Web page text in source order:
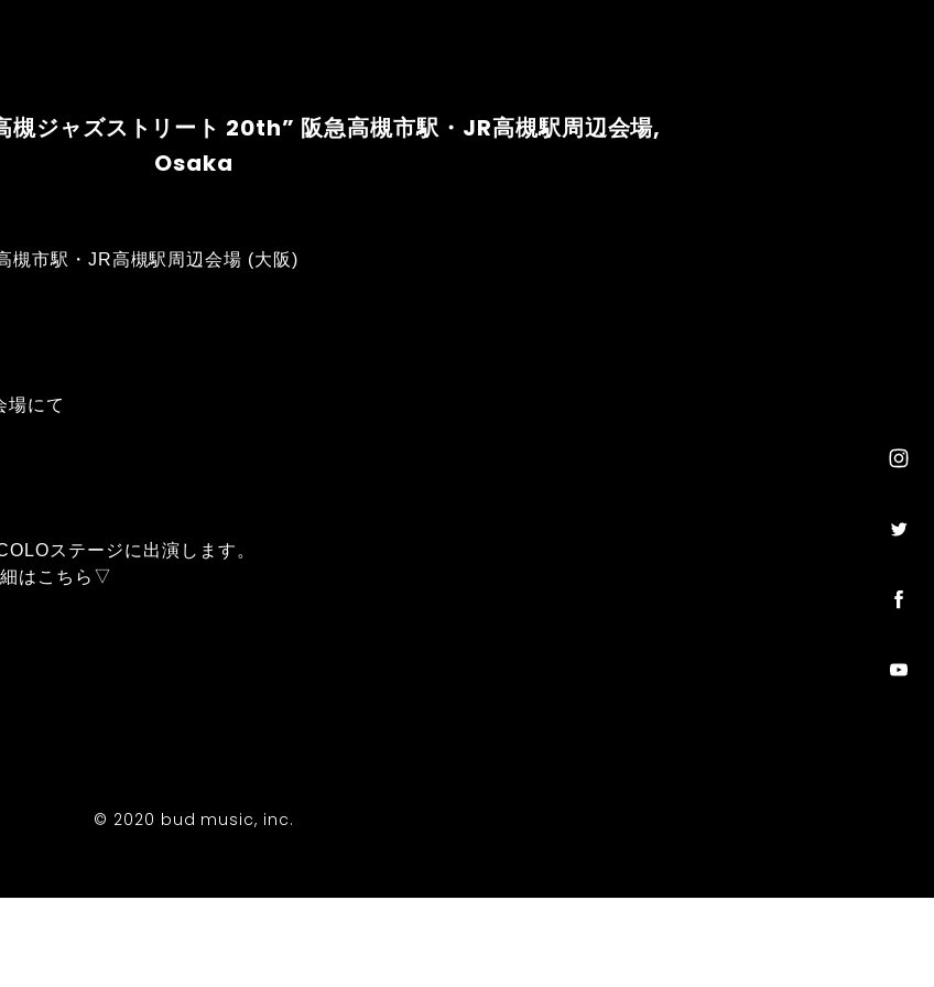
ャズストリート 20th” 阪急高槻市駅・JR高槻駅周辺会場,
Osaka
市駅・JR高槻駅周辺会場 (大阪)
場にて
ステージに出演します。
はこちら▽
© 2020 bud music, inc.